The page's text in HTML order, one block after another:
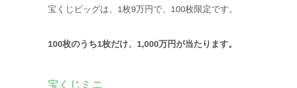
宝くじビッグは、1枚9万円で、100枚限定です。
100枚のうち1枚だけ、1,000万円が当たります。
宝くじミニ